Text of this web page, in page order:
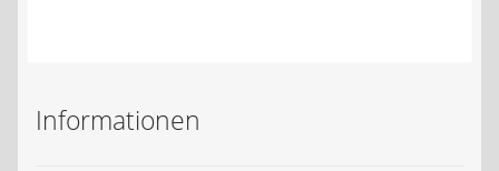
Widerrufsbelehrung
Informationen